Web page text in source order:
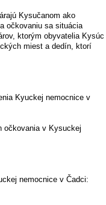
Kysučanom ako
očkovaniu sa situácia
ktorým obyvatelia Kysúc
miest a dedín, ktorí
Kyuckej nemocnice v
očkovania v Kysuckej
nemocnice v Čadci: